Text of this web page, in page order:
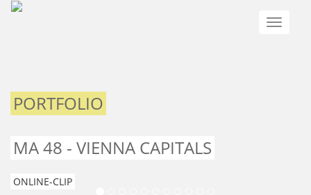
Toggle
PORTFOLIO
MA 48 - VIENNA CAPITALS
ONLINE-CLIP